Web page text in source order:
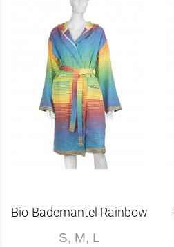
Bio-Bademantel Rainbow
S, M, L